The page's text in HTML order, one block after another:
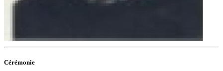
Cérémonie